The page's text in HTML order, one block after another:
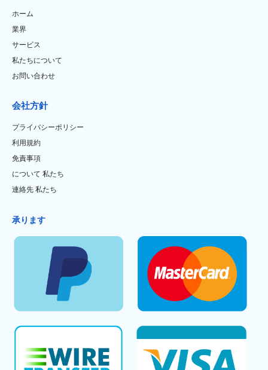
ホーム
業界
サービス
私たちについて
お問い合わせ
会社方針
プライバシーポリシー
利用規約
免責事項
について 私たち
連絡先 私たち
承ります